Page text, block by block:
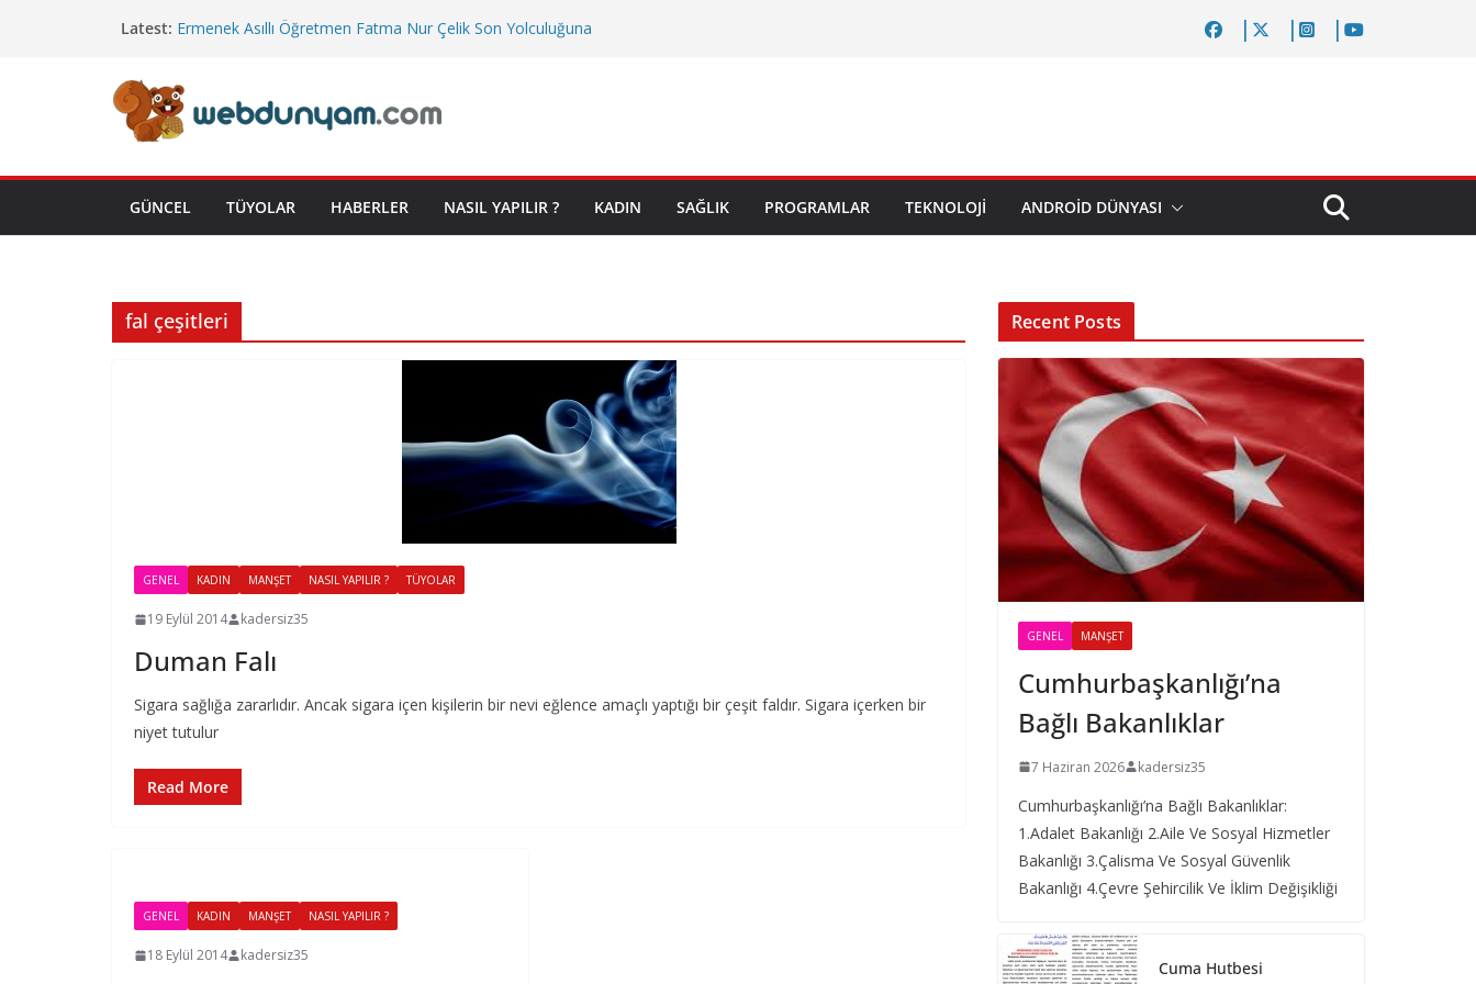
Latest: Ermenek Asıllı Öğretmen Fatma Nur Çelik Son Yolculuğuna
Cuma Hutbesi
Emekli İkramiye Tutarları
Yeni Yargı Paketi
GÜNCEL TÜYOLAR HABERLER NASIL YAPILIR ? KADIN SAĞLIK PROGRAMLAR TEKNOLOJI ANDROID DÜNYASI
fal çeşitleri
GENEL KADIN MANŞET NASIL YAPILIR ? TÜYOLAR
19 Eylül 2014 kadersiz35
Duman Falı
Sigara sağlığa zararlıdır. Ancak sigara içen kişilerin bir nevi eğlence amaçlı yaptığı bir çeşit faldır. Sigara içerken bir
niyet tutulur
Read More
GENEL KADIN MANŞET NASIL YAPILIR ?
18 Eylül 2014 kadersiz35
Recent Posts
GENEL MANŞET
Cumhurbaşkanlığı’na
Bağlı Bakanlıklar
7 Haziran 2026 kadersiz35
Cumhurbaşkanlığı’na Bağlı Bakanlıklar:
1.Adalet Bakanlığı 2.Aile Ve Sosyal Hizmetler
Bakanlığı 3.Çalisma Ve Sosyal Güvenlik
Bakanlığı 4.Çevre Şehircilik Ve İklim Değişikliği
Cuma Hutbesi